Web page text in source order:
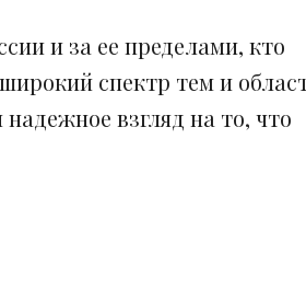
и за ее пределами, кто
спектр тем и
взгляд на то, что